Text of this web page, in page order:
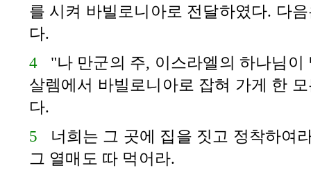
를 시켜 바빌로니아로 전달하였다. 다
다.
4 "나 만군의 주, 이스라엘의 하나님
살렘에서 바빌로니아로 잡혀 가게 한
다.
5 너희는 그 곳에 집을 짓고 정착하여
그 열매도 따 먹어라.